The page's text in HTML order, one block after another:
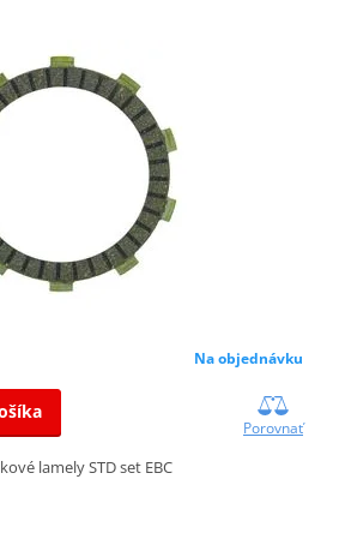
Na objednávku
Porovnať
lamely STD set EBC